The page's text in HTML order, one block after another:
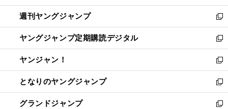
開
く
ウ
で
開
く
ン
ド
ウ
で
開
く
ウ
ィ
ン
ド
ウ
で
開
く
週刊ヤングジャンプ
新
し
い
ウ
ィ
ン
ド
ウ
で
ヤングジャンプ定期購読デジタル
新
し
い
ウ
ィ
ン
ド
ヤンジャン！
新
し
い
ウ
ィ
となりのヤングジャンプ
新
し
い
グランドジャンプ
新